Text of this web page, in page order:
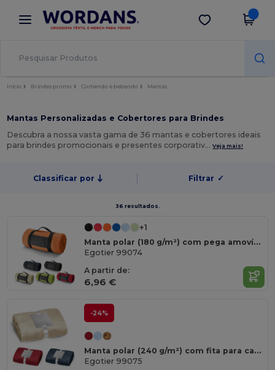
× App Wordans
Melhores preços na app!
Obter app
Início Brindes promo Comendo e bebendo Mantas
Mantas Personalizadas e Cobertores para Brindes
Descubra a nossa vasta gama de 36 mantas e cobertores ideais
para brindes promocionais e presentes corporativ…Veja mais!
Classificar por Filtrar ✓
36 resultados.
+1
Manta polar (180 g/m²) com pega amovível
Egotier 99074
A partir de:
6,96 €
-24%
Manta polar (240 g/m²) com fita para cartão de personalização
Egotier 99075